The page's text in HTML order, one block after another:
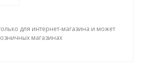
для интернет-магазина и может
магазинах